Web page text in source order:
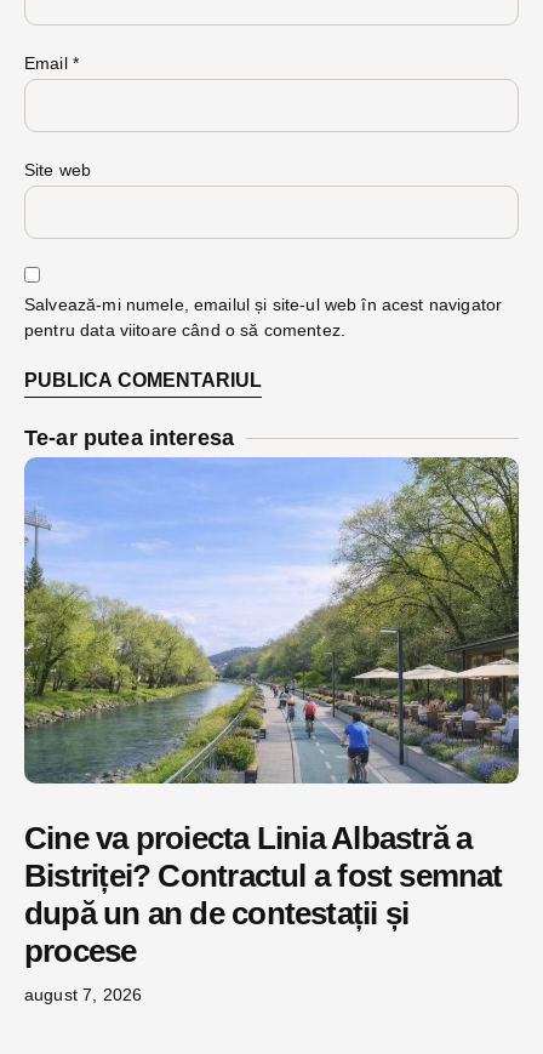
Email *
Site web
Salvează-mi numele, emailul și site-ul web în acest navigator
pentru data viitoare când o să comentez.
Te-ar putea interesa
Cine va proiecta Linia Albastră a
Bistriței? Contractul a fost semnat
după un an de contestații și
procese
august 7, 2026